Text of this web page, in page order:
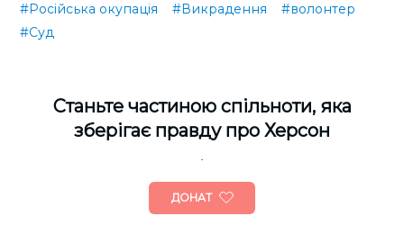
#Російська окупація
#Викрадення
#волонтер
#Суд
Cтаньте частиною спільноти, яка
зберігає правду про Херсон
ДОНАТ